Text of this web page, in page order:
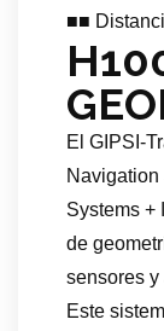
■■
El GIPSI-
Systems +
de
sensores
Este